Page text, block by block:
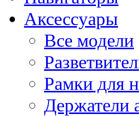
Аксессуары
Все модели
Рамки для
Держатели